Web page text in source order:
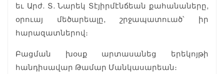
եւ Արժ. Տ. Նարեկ Տէյիրմէնճեան քահանաները,
օրուայ մեծարեալը, շրջապատուած՝ իր
հարազատներով։
Բացման խօսք արտասանեց երեկոյթի
հանդիսավար Թամար Մանկասարեան։